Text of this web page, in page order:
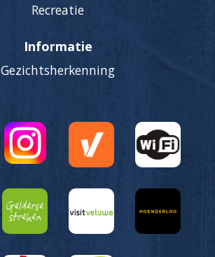
Recreatie
Informatie
Gezichtsherkenning